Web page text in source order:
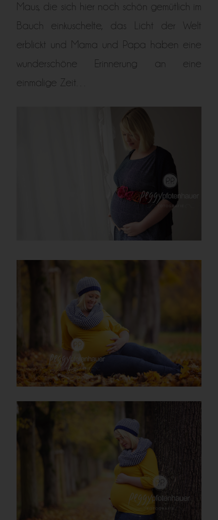
Maus, die sich hier noch schön gemütlich im
Bauch einkuschelte, das Licht der Welt
erblickt und Mama und Papa haben eine
wunderschöne Erinnerung an eine
einmalige Zeit…